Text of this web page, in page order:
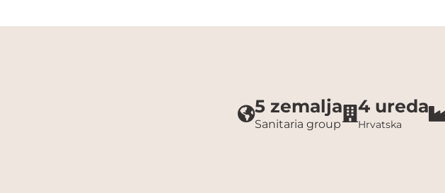
5 zemalja
Sanitaria group
4 ureda
Hrvatska